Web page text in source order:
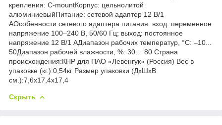
крепления: C-mountКорпус: цельнолитой
алюминиевыйПитание: сетевой адаптер 12 В/1
АОсобенности сетевого адаптера питания: вход: переменное
напряжение 100–240 В, 50/60 Гц; выход: постоянное
напряжение 12 В/1 АДиапазон рабочих температур, °С: –10...
50Диапазон рабочей влажности, %: 30… 80 Страна
происхождения:КНР для ПАО «Левенгук» (Россия) Вес в
упаковке (кг.):0,54кг Размер упаковки (ДхШхВ
см.):7,6x17,4x17,4
Скрыть